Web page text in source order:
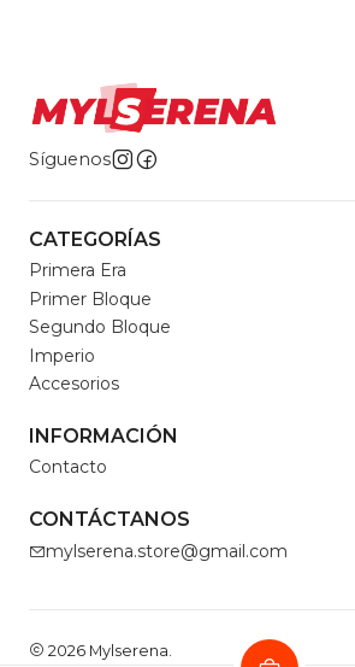
Síguenos
CATEGORÍAS
Primera Era
Primer Bloque
Segundo Bloque
Imperio
Accesorios
INFORMACIÓN
Contacto
CONTÁCTANOS
mylserena.store@gmail.com
2026 Mylserena.